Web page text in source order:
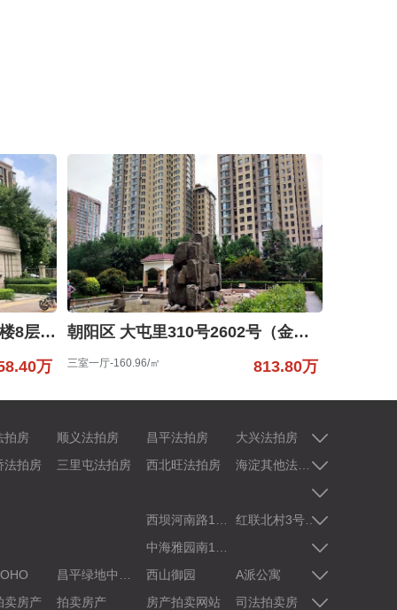
朝阳区 姚家园东里5号院5号楼8层2单元902（御翠尚府）
万
朝阳区 大屯里310号2602号（金泉家园）
三室一厅-160.96/㎡ 813.80万
拍房 顺义法拍房 昌平法拍房 大兴法拍房
怀柔法拍房
法拍房
三里屯法拍房 西北旺法拍房 天宫院法拍
红联北村3号楼3号不动产
西山御园 A派公寓
丽都悦府
卖房产
拍卖房产 房产拍卖网站 司法拍卖房 拍卖房子